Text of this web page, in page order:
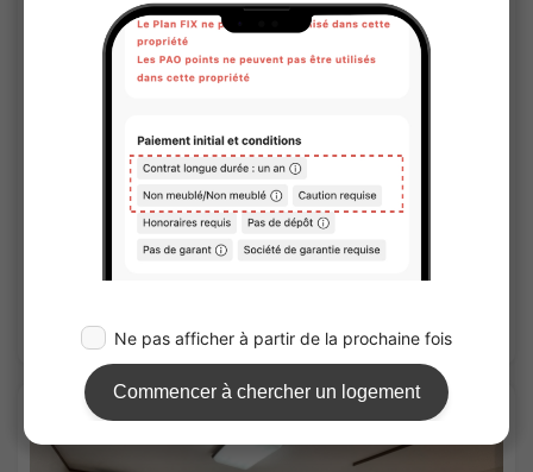
1/ 1
¥119,000 - ¥119,000 Vacant
3Etages
Entièrement meublé
Voir les détails
APARTMENT